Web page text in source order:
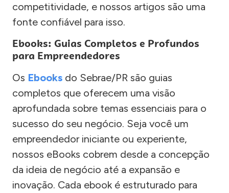
competitividade, e nossos artigos são uma
fonte confiável para isso.
Ebooks: Guias Completos e Profundos
para Empreendedores
Os Ebooks do Sebrae/PR são guias
completos que oferecem uma visão
aprofundada sobre temas essenciais para o
sucesso do seu negócio. Seja você um
empreendedor iniciante ou experiente,
nossos eBooks cobrem desde a concepção
da ideia de negócio até a expansão e
inovação. Cada ebook é estruturado para